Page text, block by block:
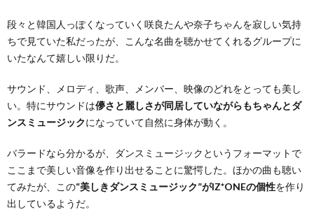
段々と韓国人っぽくなっていく咲良たんや奈子ちゃんを寂しい気持
ちで見ていた私だったが、こんな名曲を聴かせてくれるグループに
いたなんて嬉しい限りだ。
サウンド、メロディ、歌声、メンバー、映像のどれをとっても美し
い。特にサウンドは儚さと麗しさが同居していながらもちゃんとダ
ンスミュージックになっていて自然に身体が動く。
バラードなら分かるが、ダンスミュージックというフォーマットで
ここまで美しい音像を作り出せることに驚愕した。ほかの曲も聴い
てみたが、この“美しきダンスミュージック”がIZ*ONEの個性を作り
出しているようだ。